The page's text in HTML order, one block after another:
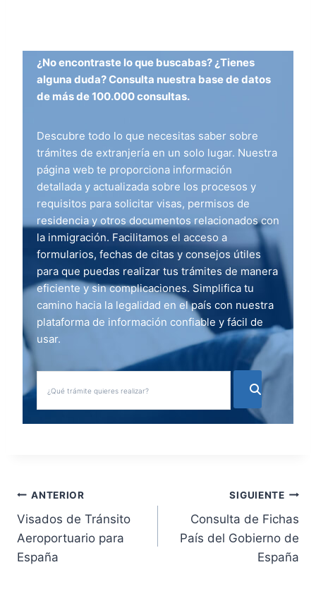
¿No encontraste lo que buscabas? ¿Tienes
alguna duda? Consulta nuestra base de datos
de más de 100.000 consultas.
Descubre todo lo que necesitas saber sobre
trámites de extranjería en un solo lugar. Nuestra
página web te proporciona información
detallada y actualizada sobre los procesos y
requisitos para solicitar visas, permisos de
residencia y otros documentos relacionados con
la inmigración. Facilitamos el acceso a
formularios, fechas de citas y consejos útiles
para que puedas realizar tus trámites de manera
eficiente y sin complicaciones. Simplifica tu
camino hacia la legalidad en el país con nuestra
plataforma de información confiable y fácil de
usar.
N
a
v
ANTERIOR
Visados de Tránsito
Aeroportuario para
España
SIGUIENTE
Consulta de Fichas
País del Gobierno de
España